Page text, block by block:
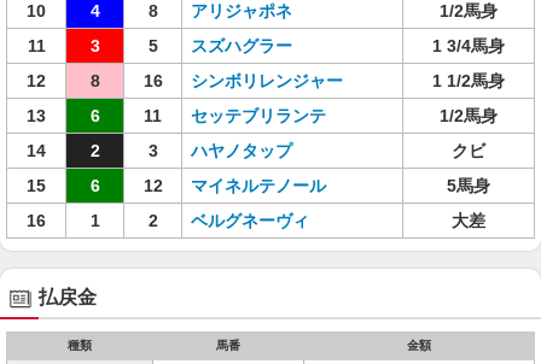
10
4 8 アリジャポネ
1/2馬身
11
3 5 スズハグラー
1 3/4馬身
12
8 16 シンボリレンジャー
1 1/2馬身
13
6 11 セッテブリランテ
1/2馬身
14
2 3 ハヤノタップ
クビ
15
6 12 マイネルテノール
5馬身
16
1 2 ベルグネーヴィ 大差
払戻金
種類 馬番 金額